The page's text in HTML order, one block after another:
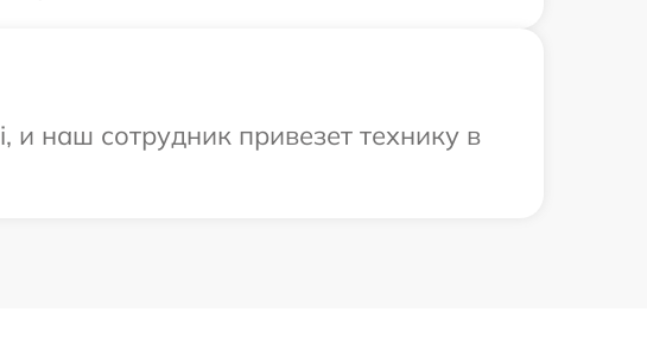
наш сотрудник привезет технику в